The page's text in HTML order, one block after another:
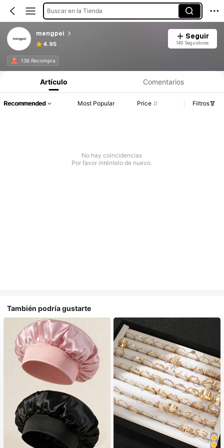
Buscar en la Tienda
mengpei
4.95
Seguir
149 Seguidores
136 Recompra
Artículo Comentarios
Recommended Most Popular Price Filtros
No hay coincidencias
Por favor inténtelo de nuevo.
También podría gustarte